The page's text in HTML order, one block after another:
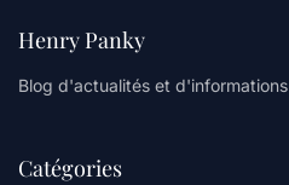
Henry Panky
Blog d'actualités et d'informations
Catégories